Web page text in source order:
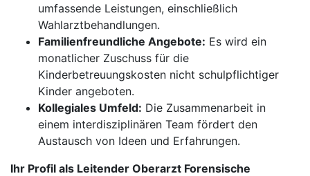
umfassende Leistungen, einschließlich
Wahlarztbehandlungen.
Familienfreundliche Angebote: Es wird ein
monatlicher Zuschuss für die
Kinderbetreuungskosten nicht schulpflichtiger
Kinder angeboten.
Kollegiales Umfeld: Die Zusammenarbeit in
einem interdisziplinären Team fördert den
Austausch von Ideen und Erfahrungen.
Ihr Profil als Leitender Oberarzt Forensische